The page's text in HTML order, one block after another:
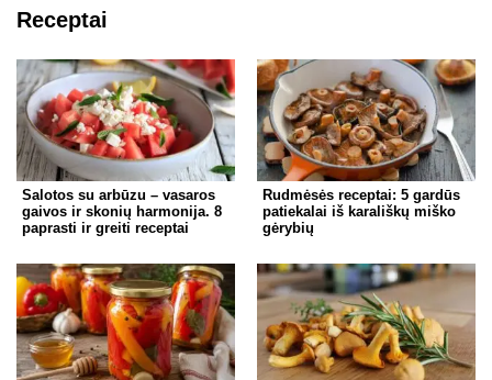
Receptai
Salotos su arbūzu – vasaros
gaivos ir skonių harmonija. 8
paprasti ir greiti receptai
Rudmėsės receptai: 5 gardūs
patiekalai iš karališkų miško
gėrybių